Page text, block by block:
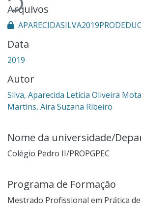
Arquivos
Data
2019
Autor
Silva, Aparecida Letícia Oliveira
Martins, Aira Suzana Ribeiro
Nome da universidade/
Colégio Pedro II/PROPGPEC
Programa de Formação
Mestrado Profissional em Prática de